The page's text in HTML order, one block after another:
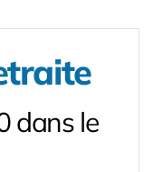
dans le